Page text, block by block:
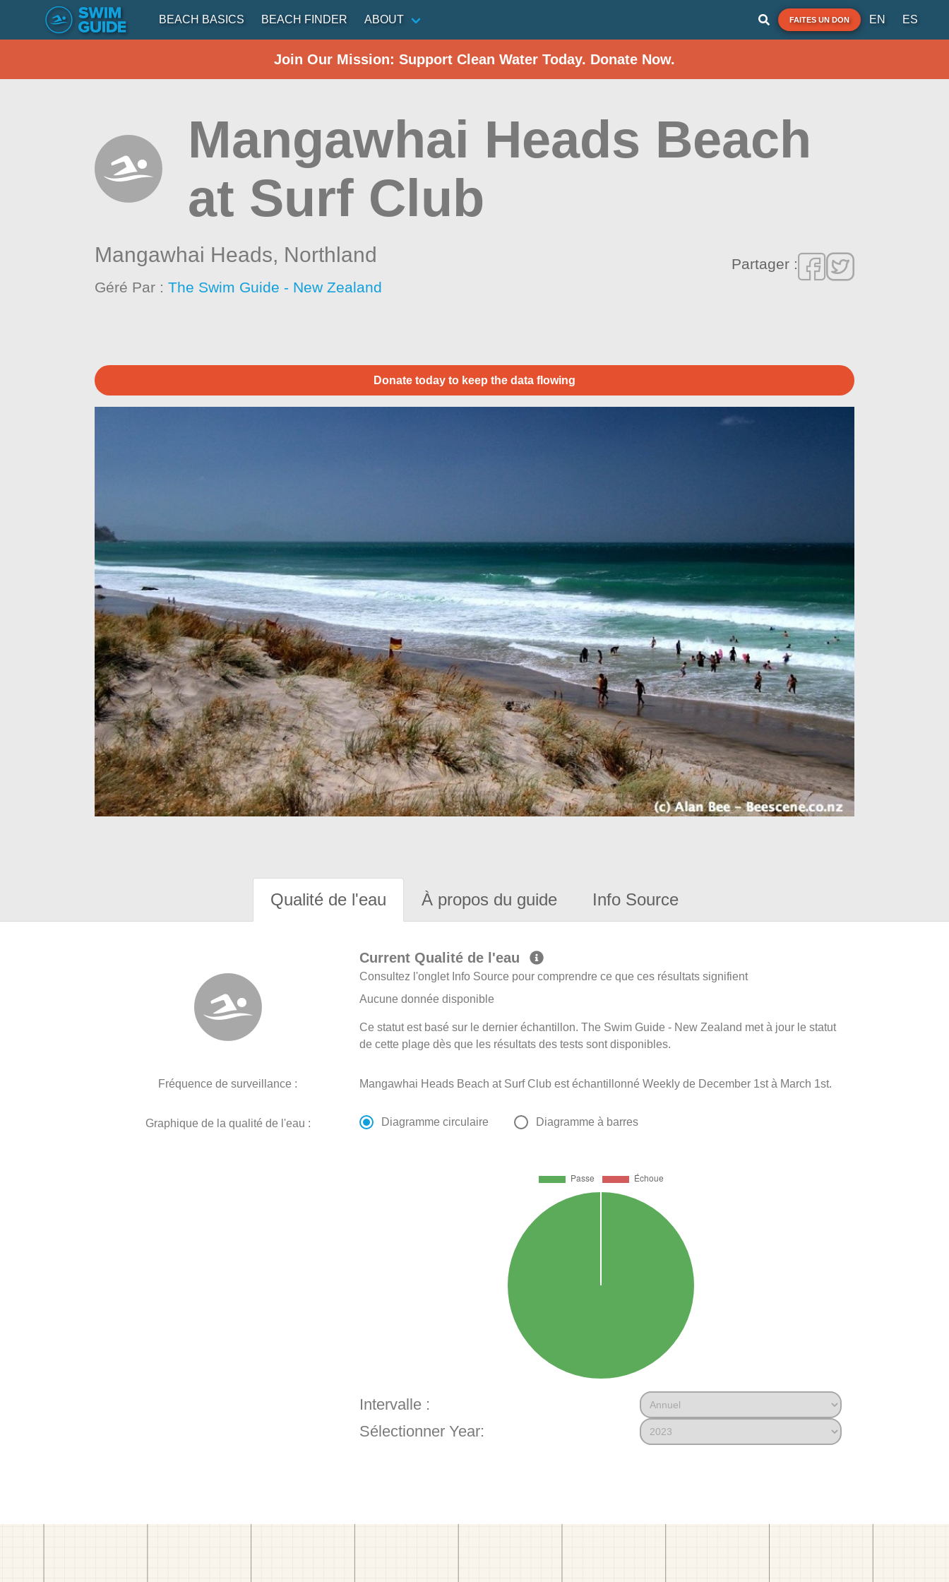
BEACH BASICS BEACH FINDER ABOUT FAITES UN DON EN ES
Join Our Mission: Support Clean Water Today. Donate Now.
Mangawhai Heads Beach
at Surf Club
Mangawhai Heads, Northland
Géré Par :The Swim Guide - New Zealand
Partager :
Donate today to keep the data flowing
Qualité de l'eau À propos du guide Info Source
Current Qualité de l'eau
Consultez l'onglet Info Source pour comprendre ce que ces résultats signifient
Aucune donnée disponible
Ce statut est basé sur le dernier échantillon. The Swim Guide - New Zealand met à jour le statut
de cette plage dès que les résultats des tests sont disponibles.
Fréquence de surveillance : Mangawhai Heads Beach at Surf Club est échantillonné Weekly de December 1st à March 1st.
Graphique de la qualité de l'eau : Diagramme circulaire Diagramme à barres
Intervalle :
Sélectionner Year: